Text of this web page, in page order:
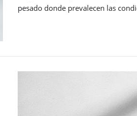
pesado donde prevalecen las